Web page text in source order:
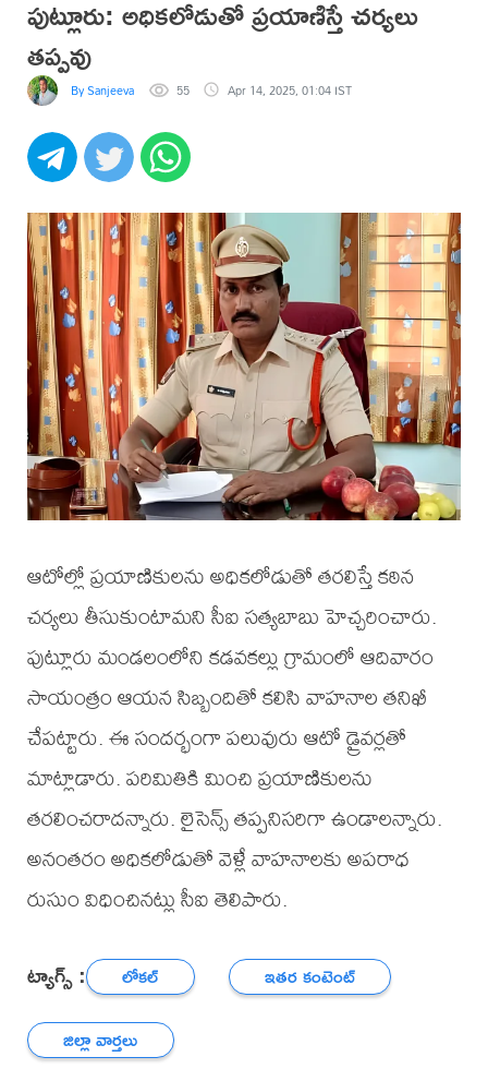
పుట్లూరు: అధికలోడుతో ప్రయాణిస్తే చర్యలు
తప్పవు
By Sanjeeva 55 Apr 14, 2025, 01:04 IST
ఆటోల్లో ప్రయాణికులను అధికలోడుతో తరలిస్తే కఠిన
చర్యలు తీసుకుంటామని సీఐ సత్యబాబు హెచ్చరించారు.
పుట్లూరు మండలంలోని కడవకల్లు గ్రామంలో ఆదివారం
సాయంత్రం ఆయన సిబ్బందితో కలిసి వాహనాల తనిఖీ
చేపట్టారు. ఈ సందర్భంగా పలువురు ఆటో డ్రైవర్లతో
మాట్లాడారు. పరిమితికి మించి ప్రయాణికులను
తరలించరాదన్నారు. లైసెన్స్ తప్పనిసరిగా ఉండాలన్నారు.
అనంతరం అధికలోడుతో వెళ్లే వాహనాలకు అపరాధ
రుసుం విధించినట్లు సీఐ తెలిపారు.
ట్యాగ్స్ : లోకల్
ఇతర కంటెంట్
జిల్లా వార్తలు